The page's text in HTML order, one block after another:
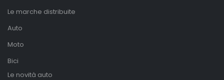
Le marche distribuite
Auto
Moto
Bici
Le novità auto